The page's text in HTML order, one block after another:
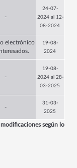
-
24-07-
2024 al 12-
08-2024
electrónico
19-08-
2024
-
19-08-
2024 al 28-
03-2025
-
31-03-
2025
según lo